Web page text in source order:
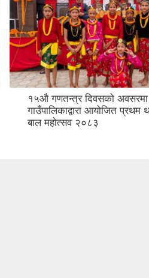
१५औ गणतन्त्र दिवसको
गाउँपालिकाद्वारा आयोजित प्रथम
बाल महोत्सव २०८३